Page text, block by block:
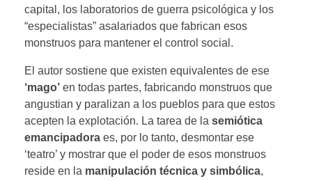
capital, los laboratorios de guerra psicológica y los
“especialistas” asalariados que fabrican esos
monstruos para mantener el control social.
El autor sostiene que existen equivalentes de ese
‘mago’ en todas partes, fabricando monstruos que
angustian y paralizan a los pueblos para que estos
acepten la explotación. La tarea de la semiótica
emancipadora es, por lo tanto, desmontar ese
‘teatro’ y mostrar que el poder de esos monstruos
reside en la manipulación técnica y simbólica,